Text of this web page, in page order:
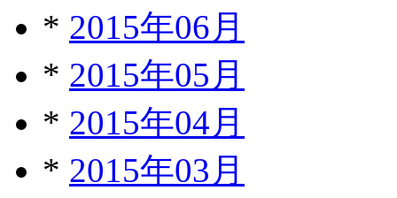
* 2015年06月
* 2015年05月
* 2015年04月
* 2015年03月